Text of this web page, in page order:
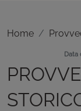
Home
Data